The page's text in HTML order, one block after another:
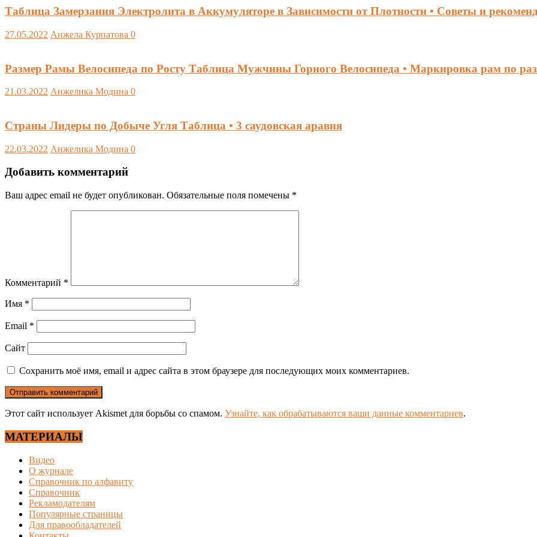
Таблица Замерзания Электролита в Аккумуляторе в Зависимости от Плотности • Советы и
27.05.2022 Анжела Курпатова 0
Размер Рамы Велосипеда по Росту Таблица Мужчины Горного Велосипеда • Маркировка рам по
21.03.2022 Анжелика Модина 0
Страны Лидеры по Добыче Угля Таблица • 3 саудовская аравия
22.03.2022 Анжелика Модина 0
Добавить комментарий
Ваш адрес email не будет опубликован. Обязательные поля помечены *
Комментарий *
Имя *
Email *
Сайт
Сохранить моё имя, email и адрес сайта в этом браузере для последующих моих комментариев.
Этот сайт использует Akismet для борьбы со спамом. Узнайте, как обрабатываются ваши данные комментариев.
МАТЕРИАЛЫ
Видео
О журнале
Справочник по алфавиту
Справочник
Рекламодателям
Популярные страницы
Для правообладателей